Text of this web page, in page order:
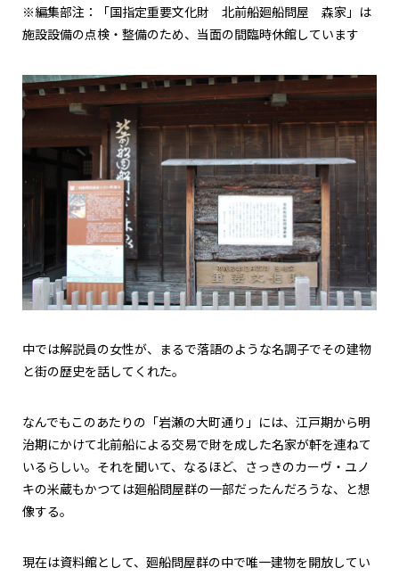
※編集部注：「国指定重要文化財 北前船廻船問屋 森家」は
施設設備の点検・整備のため、当面の間臨時休館しています
中では解説員の女性が、まるで落語のような名調子でその建物
と街の歴史を話してくれた。
なんでもこのあたりの「岩瀬の大町通り」には、江戸期から明
治期にかけて北前船による交易で財を成した名家が軒を連ねて
いるらしい。それを聞いて、なるほど、さっきのカーヴ・ユノ
キの米蔵もかつては廻船問屋群の一部だったんだろうな、と想
像する。
現在は資料館として、廻船問屋群の中で唯一建物を開放してい